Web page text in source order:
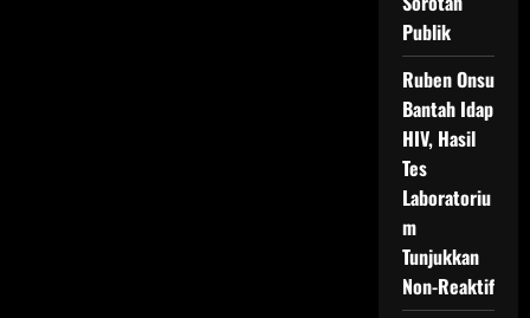
Publik
Ruben Onsu
Bantah Idap
HIV, Hasil
Tes
Laboratoriu
m
Tunjukkan
Non-Reaktif